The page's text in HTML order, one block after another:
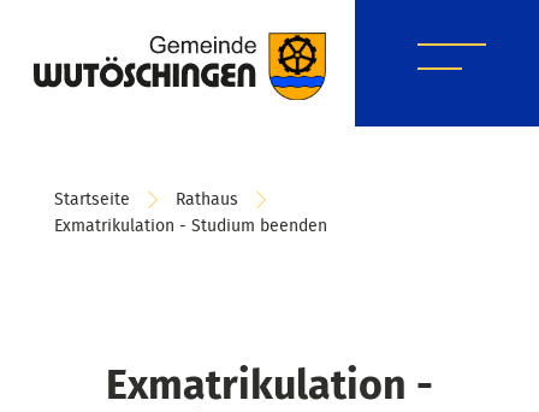
Startseite
Rathaus
Exmatrikulation - Studium beenden
Exmatrikulation -